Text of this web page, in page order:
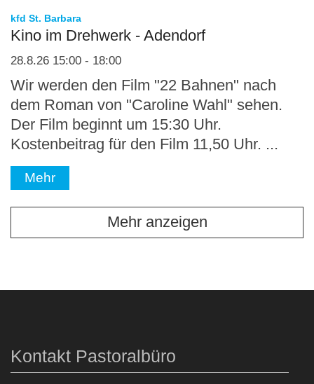
kfd St. Barbara:
Kino im Drehwerk - Adendorf
28.8.26 15:00 - 18:00
Wir werden den Film "22 Bahnen" nach
dem Roman von "Caroline Wahl" sehen.
Der Film beginnt um 15:30 Uhr.
Kostenbeitrag für den Film 11,50 Uhr. ...
Mehr
Mehr anzeigen
Kontakt Pastoralbüro